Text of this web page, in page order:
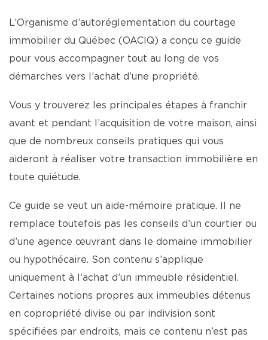
L’Organisme d’autoréglementation du courtage
immobilier du Québec (OACIQ) a conçu ce guide
pour vous accompagner tout au long de vos
démarches vers l’achat d’une propriété.
Vous y trouverez les principales étapes à franchir
avant et pendant l’acquisition de votre maison, ainsi
que de nombreux conseils pratiques qui vous
aideront à réaliser votre transaction immobilière en
toute quiétude.
Ce guide se veut un aide-mémoire pratique. Il ne
remplace toutefois pas les conseils d’un courtier ou
d’une agence œuvrant dans le domaine immobilier
ou hypothécaire. Son contenu s’applique
uniquement à l’achat d’un immeuble résidentiel.
Certaines notions propres aux immeubles détenus
en copropriété divise ou par indivision sont
spécifiées par endroits, mais ce contenu n’est pas